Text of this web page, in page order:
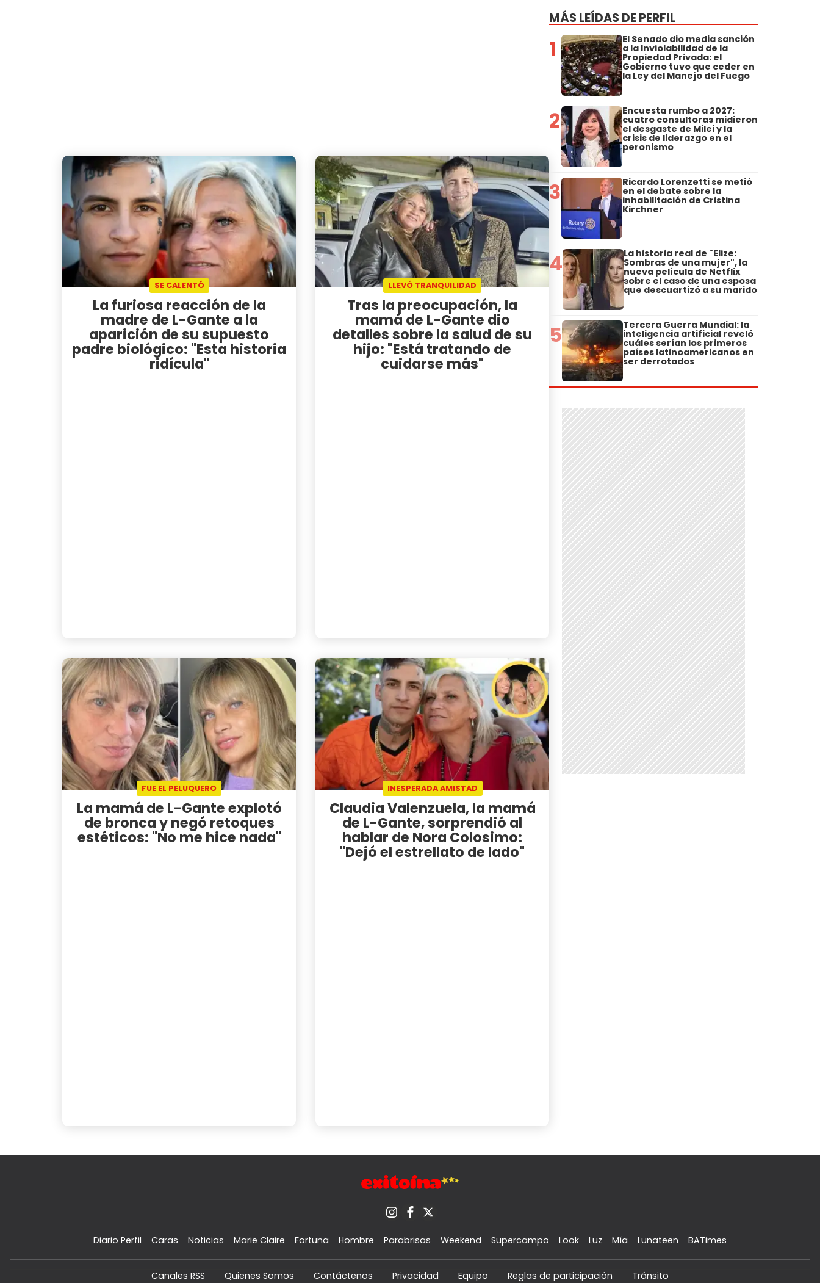
SE CALENTÓ
La furiosa reacción de la
madre de L-Gante a la
aparición de su supuesto
padre biológico: "Esta historia
ridícula"
LLEVÓ TRANQUILIDAD
Tras la preocupación, la
mamá de L-Gante dio
detalles sobre la salud de su
hijo: "Está tratando de
cuidarse más"
FUE EL PELUQUERO
La mamá de L-Gante explotó
de bronca y negó retoques
estéticos: "No me hice nada"
INESPERADA AMISTAD
Claudia Valenzuela, la mamá
de L-Gante, sorprendió al
hablar de Nora Colosimo:
"Dejó el estrellato de lado"
MÁS LEÍDAS DE PERFIL
1 El Senado dio media sanción
a la Inviolabilidad de la
Propiedad Privada: el
Gobierno tuvo que ceder en
la Ley del Manejo del Fuego
2 Encuesta rumbo a 2027:
cuatro consultoras midieron
el desgaste de Milei y la
crisis de liderazgo en el
peronismo
3 Ricardo Lorenzetti se metió
en el debate sobre la
inhabilitación de Cristina
Kirchner
4 La historia real de "Elize:
Sombras de una mujer", la
nueva película de Netflix
sobre el caso de una esposa
que descuartizó a su marido
5 Tercera Guerra Mundial: la
inteligencia artificial reveló
cuáles serían los primeros
países latinoamericanos en
ser derrotados
Diario Perfil Caras Noticias Marie Claire Fortuna Hombre Parabrisas Weekend Supercampo Look Luz Mía Lunateen BATimes
Canales RSS Quienes Somos Contáctenos Privacidad Equipo Reglas de participación Tránsito